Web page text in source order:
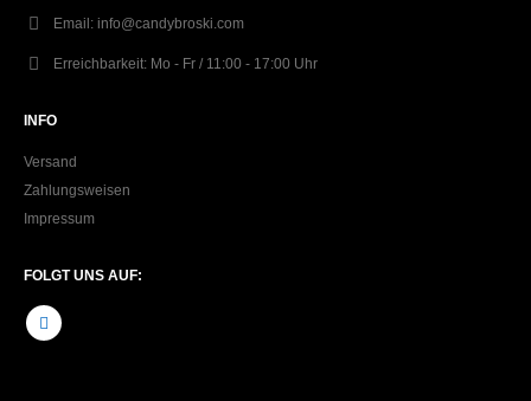
Email: info@candybroski.com
Erreichbarkeit: Mo - Fr / 11:00 - 17:00 Uhr
INFO
Versand
Zahlungsweisen
Impressum
FOLGT UNS AUF: